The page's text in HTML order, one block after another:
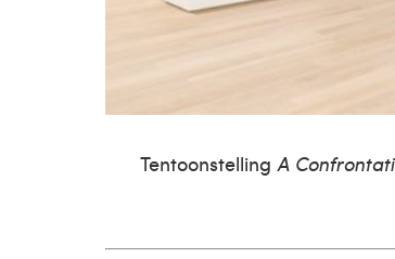
Tentoonstelling A